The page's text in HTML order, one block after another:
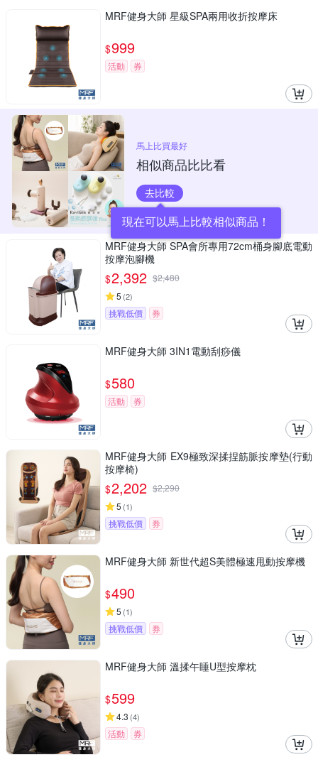
MRF健身大師 星級SPA兩用收折按摩床
$999
活動 券
馬上比買最好
相似商品比比看
去比較
現在可以馬上比較相似商品！
MRF健身大師 SPA會所專用72cm桶身腳底電動
按摩泡腳機
$2,392 $2,480
5 (2)
挑戰低價 券
MRF健身大師 3IN1電動刮痧儀
$580
活動 券
MRF健身大師 EX9極致深揉捏筋脈按摩墊(行動
按摩椅)
$2,202 $2,290
5 (1)
挑戰低價 券
MRF健身大師 新世代超S美體極速甩動按摩機
$490
5 (1)
挑戰低價 券
MRF健身大師 溫揉午睡U型按摩枕
$599
4.3 (4)
活動 券